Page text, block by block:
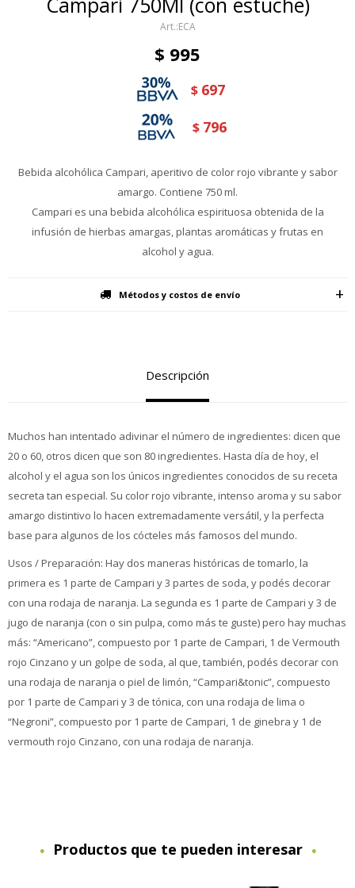
ECA
$ 995
$ 697
$ 796
Bebida alcohólica Campari, aperitivo de color rojo vibrante y sabor
amargo. Contiene 750 ml.
Campari es una bebida alcohólica espirituosa obtenida de la
infusión de hierbas amargas, plantas aromáticas y frutas en
alcohol y agua.
Métodos y costos de envío
Descripción
Muchos han intentado adivinar el número de ingredientes: dicen que
20 o 60, otros dicen que son 80 ingredientes. Hasta día de hoy, el
alcohol y el agua son los únicos ingredientes conocidos de su receta
secreta tan especial. Su color rojo vibrante, intenso aroma y su sabor
amargo distintivo lo hacen extremadamente versátil, y la perfecta
base para algunos de los cócteles más famosos del mundo.
Usos / Preparación: Hay dos maneras históricas de tomarlo, la
primera es 1 parte de Campari y 3 partes de soda, y podés decorar
con una rodaja de naranja. La segunda es 1 parte de Campari y 3 de
jugo de naranja (con o sin pulpa, como más te guste) pero hay muchas
más: “Americano”, compuesto por 1 parte de Campari, 1 de Vermouth
rojo Cinzano y un golpe de soda, al que, también, podés decorar con
una rodaja de naranja o piel de limón, “Campari&tonic”, compuesto
por 1 parte de Campari y 3 de tónica, con una rodaja de lima o
“Negroni”, compuesto por 1 parte de Campari, 1 de ginebra y 1 de
vermouth rojo Cinzano, con una rodaja de naranja.
Productos que te pueden interesar